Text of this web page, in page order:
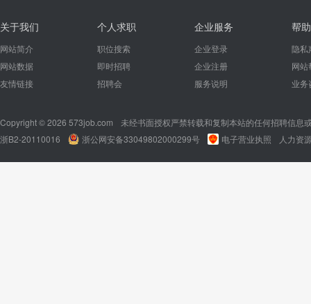
关于我们
网站简介
网站数据
友情链接
个人求职
职位搜索
即时招聘
招聘会
企业服务
企业登录
企业注册
服务说明
帮
隐私
网站
业务
Copyright © 2026 573job.com
未经书面授权严禁转载和复制本站的任何招聘信息
浙B2-20110016
浙公网安备33049802000299号 电子营业执照 人力资